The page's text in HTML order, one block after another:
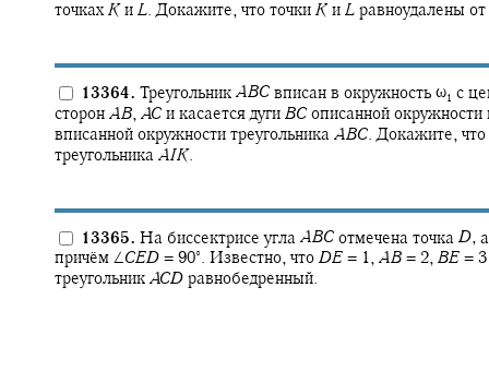
точках K и L. Докажите, что точки K и L равноудалены
13364. Треугольник ABC вписан в окружность ω‍1 с
сторон AB, AC и касается дуги BC описанной окружности
вписанной окружности треугольника ABC. Докажите,
треугольника AIK.
13365. На биссектрисе угла ABC отмечена точка D,
причём ∠CED = 90‍∘ . Известно, что DE = 1, AB = 2, BE = 3
треугольник ACD равнобедренный.